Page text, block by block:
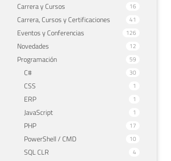
Carrera y Cursos 16
Carrera, Cursos y Certificaciones 41
Eventos y Conferencias 126
Novedades 12
Programación 59
C# 30
CSS 1
ERP 1
JavaScript 1
PHP 17
PowerShell / CMD 10
SQL CLR 4